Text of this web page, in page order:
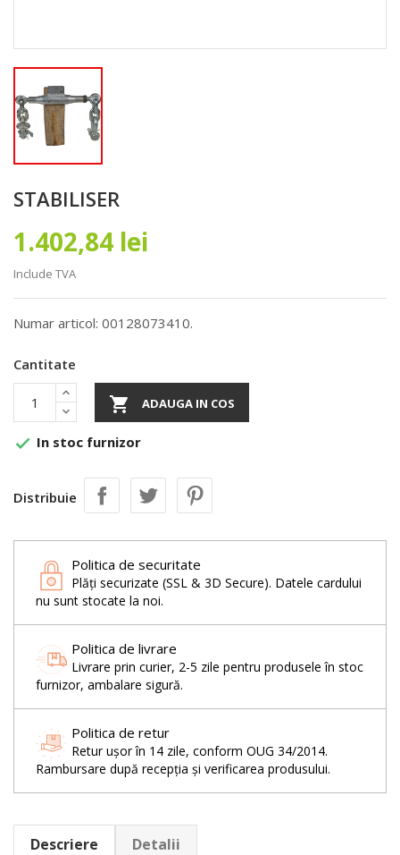
STABILISER
1.402,84 lei
Include TVA
Numar articol: 00128073410.
Cantitate
 ADAUGA IN COS
 In stoc furnizor
Distribuie
Politica de securitate
Plăți securizate (SSL & 3D Secure). Datele cardului
nu sunt stocate la noi.
Politica de livrare
Livrare prin curier, 2-5 zile pentru produsele în stoc
furnizor, ambalare sigură.
Politica de retur
Retur ușor în 14 zile, conform OUG 34/2014.
Rambursare după recepția și verificarea produsului.
Descriere Detalii